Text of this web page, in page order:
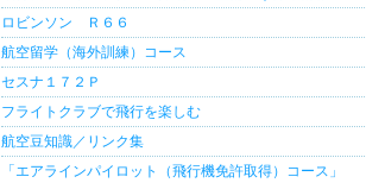
ロビンソン Ｒ６６
航空留学（海外訓練）コース
セスナ１７２Ｐ
フライトクラブで飛行を楽しむ
航空豆知識／リンク集
「エアラインパイロット（飛行機免許取得）コース」